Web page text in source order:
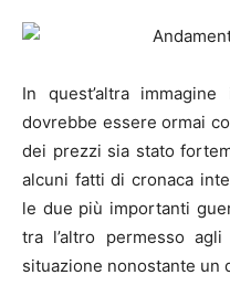
In quest’altra
dovrebbe essere ormai
dei prezzi sia stato
alcuni fatti di cronaca
le due più importanti
tra l’altro permesso
situazione nonostante un